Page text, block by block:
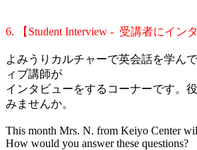
6. 【Student Interview - 受講者にイン
よみうりカルチャーで英会話を学ん
ィブ講師が
インタビューをするコーナーです。
みませんか。
This month Mrs. N. from Keiyo Center
How would you answer these questions?